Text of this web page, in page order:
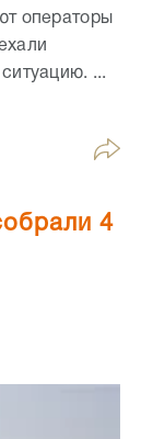
операторы
...
4